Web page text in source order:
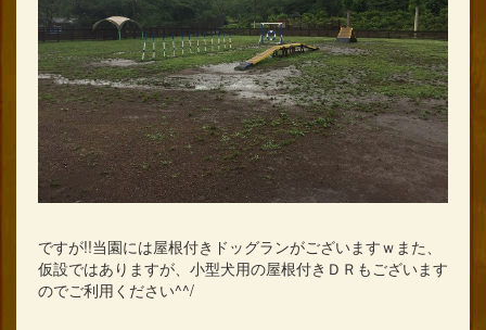
ですが!!当園には屋根付きドッグランがございますｗまた、
仮設ではありますが、小型犬用の屋根付きＤＲもございます
のでご利用ください^^/